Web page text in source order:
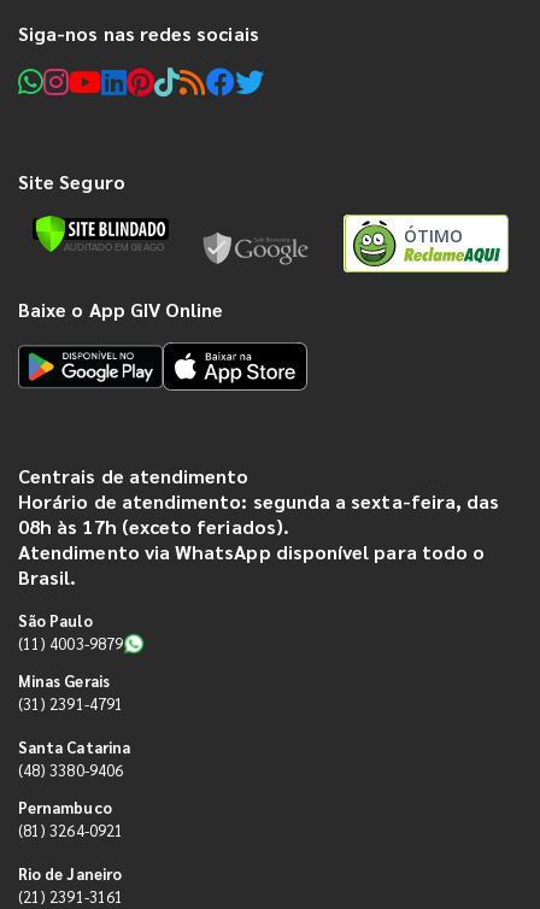
Siga-nos nas redes sociais
Site Seguro
ÓTIMO
Baixe o App GIV Online
Centrais de atendimento
Horário de atendimento: segunda a sexta-feira, das
08h às 17h (exceto feriados).
Atendimento via WhatsApp disponível para todo o
Brasil.
São Paulo
(11) 4003-9879
Minas Gerais
(31) 2391-4791
Santa Catarina
(48) 3380-9406
Pernambuco
(81) 3264-0921
Rio de Janeiro
(21) 2391-3161